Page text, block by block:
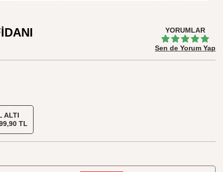
YORUMLAR
Sen de Yorum Yap
ALTI
TL